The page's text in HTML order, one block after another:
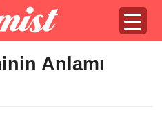
Anlamı